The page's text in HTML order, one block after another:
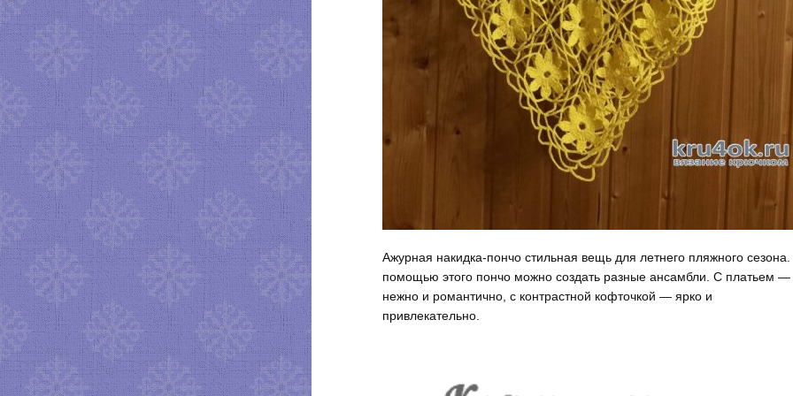
Ажурная накидка-пончо стильная вещь для летнего пляжного
помощью этого пончо можно создать разные ансамбли. С платьем —
нежно и романтично, с контрастной кофточкой — ярко и
привлекательно.